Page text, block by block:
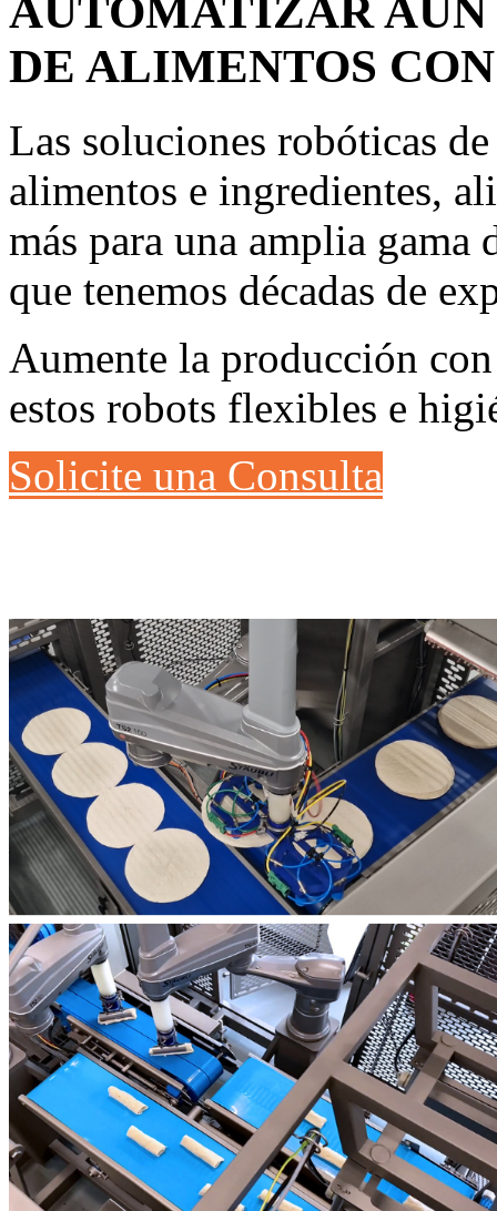
AUTOMATIZAR
DE ALIMENTOS
Las soluciones robóticas
alimentos e ingredientes,
más para una amplia gama
que tenemos décadas de
Aumente la producción
estos robots flexibles e
Solicite una Consulta